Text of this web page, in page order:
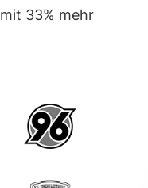
mit 33% mehr